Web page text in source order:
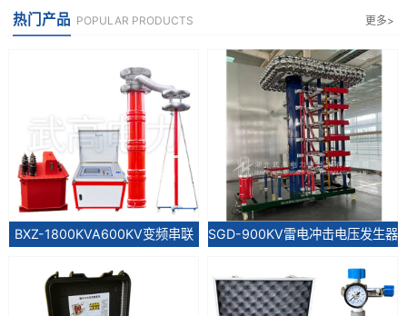
热门产品 POPULAR PRODUCTS 更多>
BXZ-1800KVA600KV变频串联
SGD-900KV雷电冲击电压发生器